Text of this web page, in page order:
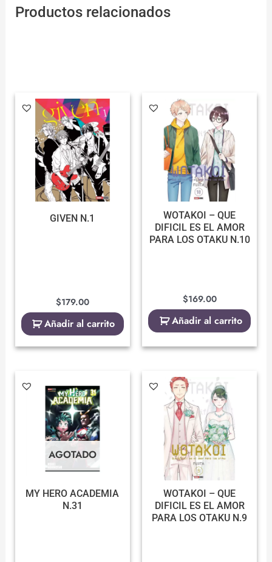
Productos relacionados
GIVEN N.1
$179.00
Añadir al carrito
WOTAKOI – QUE
DIFICIL ES EL AMOR
PARA LOS OTAKU N.10
$169.00
Añadir al carrito
AGOTADO
MY HERO ACADEMIA
N.31
WOTAKOI – QUE
DIFICIL ES EL AMOR
PARA LOS OTAKU N.9